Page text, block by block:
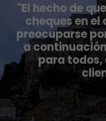
"El hecho de
cheques en
preocuparse
a
para todos,